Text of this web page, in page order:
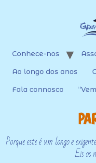
Conhece-nos
Ao longo dos anos
Fala connosco
Porque este é um longo e
Eis os